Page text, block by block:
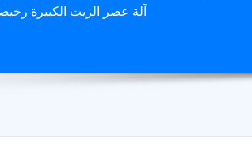
آلة عصر الزيت الكبيرة